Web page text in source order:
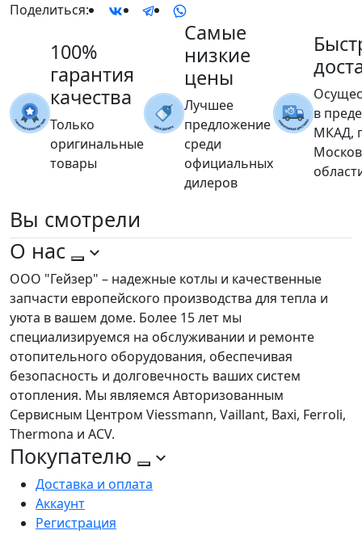
Поделиться:
100%
гарантия
качества
Только
оригинальные
товары
Самые
низкие
цены
Лучшее
предложение
среди
официальных
дилеров
в
МКАД,
Вы смотрели
О нас
ООО "Гейзер" – надежные котлы и качественные
запчасти европейского производства для тепла и
уюта в вашем доме. Более 15 лет мы
специализируемся на обслуживании и ремонте
отопительного оборудования, обеспечивая
безопасность и долговечность ваших систем
отопления. Мы являемся Авторизованным
Сервисным Центром Viessmann, Vaillant, Baxi, Ferroli,
Thermona и ACV.
Покупателю
Доставка и оплата
Аккаунт
Регистрация